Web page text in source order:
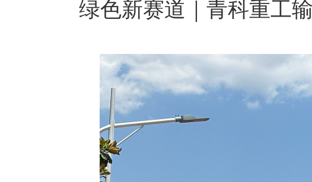
绿色新赛道｜青科重工